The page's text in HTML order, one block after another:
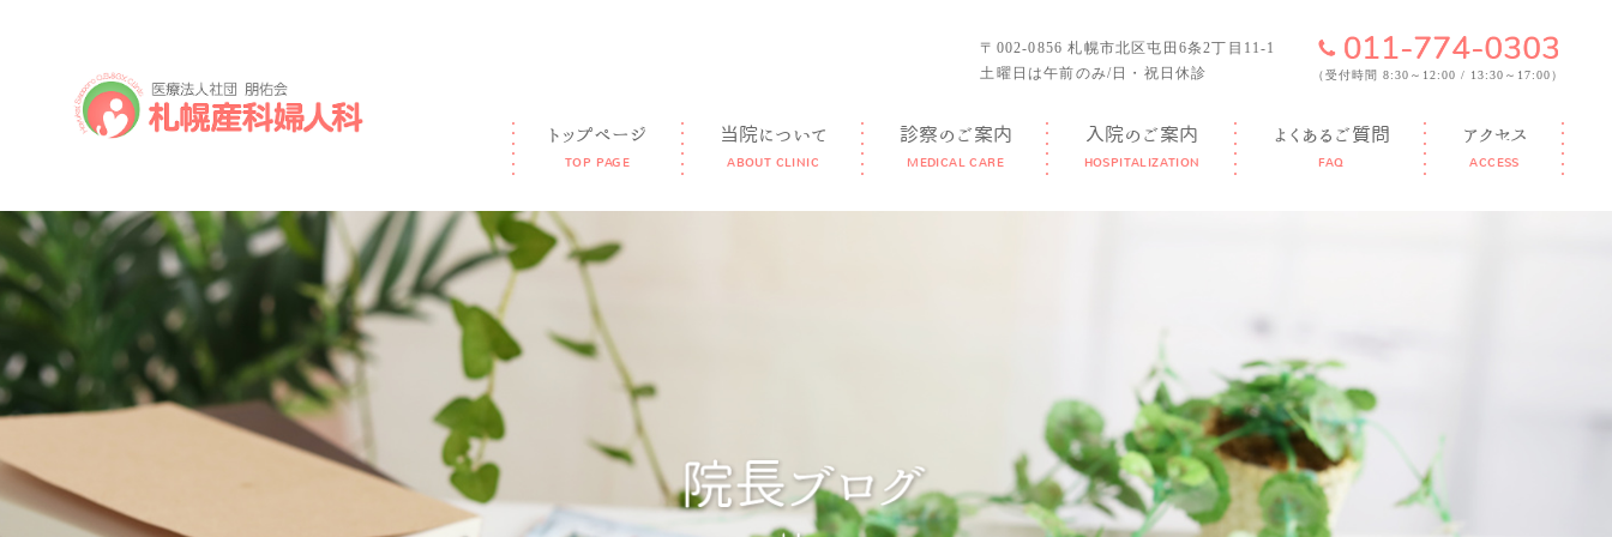
〒002-0856 札幌市北区屯田6条2丁目11-1
土曜日は午前のみ/日・祝日休診
（受付時間 8:30～12:00 / 13:30～17:00）
トップページ
TOP PAGE
当院について
ABOUT CLINIC
診察のご案内
MEDICAL CARE
入院のご案内
HOSPITALIZATION
よくあるご質問
FAQ
アクセス
ACCESS